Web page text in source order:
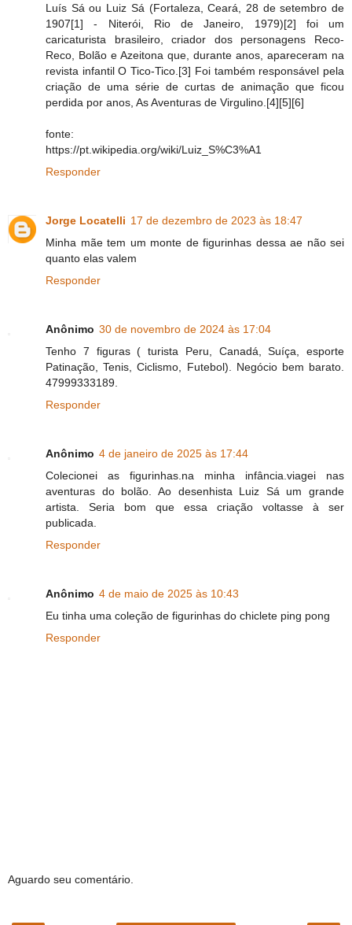
Luís Sá ou Luiz Sá (Fortaleza, Ceará, 28 de setembro de
1907[1] - Niterói, Rio de Janeiro, 1979)[2] foi um
caricaturista brasileiro, criador dos personagens Reco-
Reco, Bolão e Azeitona que, durante anos, apareceram na
revista infantil O Tico-Tico.[3] Foi também responsável pela
criação de uma série de curtas de animação que ficou
perdida por anos, As Aventuras de Virgulino.[4][5][6]
fonte:
https://pt.wikipedia.org/wiki/Luiz_S%C3%A1
Responder
Jorge Locatelli 17 de dezembro de 2023 às 18:47
Minha mãe tem um monte de figurinhas dessa ae não sei
quanto elas valem
Responder
Anônimo 30 de novembro de 2024 às 17:04
Tenho 7 figuras ( turista Peru, Canadá, Suíça, esporte
Patinação, Tenis, Ciclismo, Futebol). Negócio bem barato.
47999333189.
Responder
Anônimo 4 de janeiro de 2025 às 17:44
Colecionei as figurinhas.na minha infância.viagei nas
aventuras do bolão. Ao desenhista Luiz Sá um grande
artista. Seria bom que essa criação voltasse à ser
publicada.
Responder
Anônimo 4 de maio de 2025 às 10:43
Eu tinha uma coleção de figurinhas do chiclete ping pong
Responder
Aguardo seu comentário.